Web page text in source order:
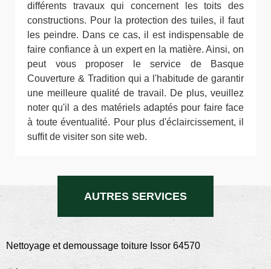
différents travaux qui concernent les toits des
constructions. Pour la protection des tuiles, il faut
les peindre. Dans ce cas, il est indispensable de
faire confiance à un expert en la matière. Ainsi, on
peut vous proposer le service de Basque
Couverture & Tradition qui a l'habitude de garantir
une meilleure qualité de travail. De plus, veuillez
noter qu'il a des matériels adaptés pour faire face
à toute éventualité. Pour plus d'éclaircissement, il
suffit de visiter son site web.
AUTRES SERVICES
Nettoyage et demoussage toiture Issor 64570